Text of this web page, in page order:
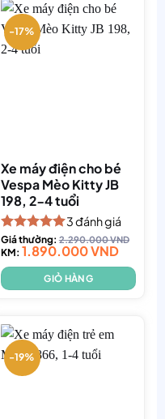
-17%
Xe máy điện cho bé
Vespa Mèo Kitty JB
198, 2-4 tuổi
Được xếp
hạng5.00
5 sao
3đánh giá
Giá thường:2.290.000VND
KM: 1.890.000VND
GIỎ HÀNG
-19%